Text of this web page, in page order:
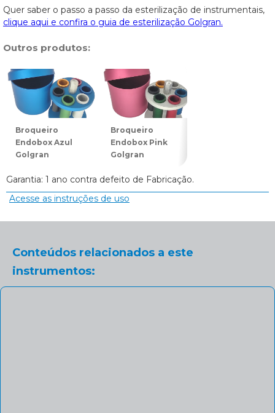
Quer saber o passo a passo da esterilização de instrumentais,
clique aqui e confira o guia de esterilização Golgran.
Outros produtos:
Broqueiro
Endobox Azul
Golgran
Broqueiro
Endobox Pink
Golgran
Garantia: 1 ano contra defeito de Fabricação.
Acesse as instruções de uso
Conteúdos relacionados a este
instrumentos: